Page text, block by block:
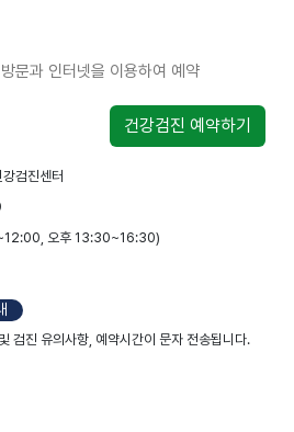
문과 인터넷을 이용하여 예약
건강검진 예약하기
검진센터
오후 13:30~16:30)
검진 유의사항, 예약시간이 문자 전송됩니다.